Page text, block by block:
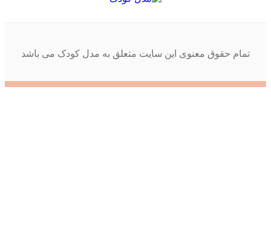
تمام حقوق معنوی این سایت متعلق به مدل کودک می باشد